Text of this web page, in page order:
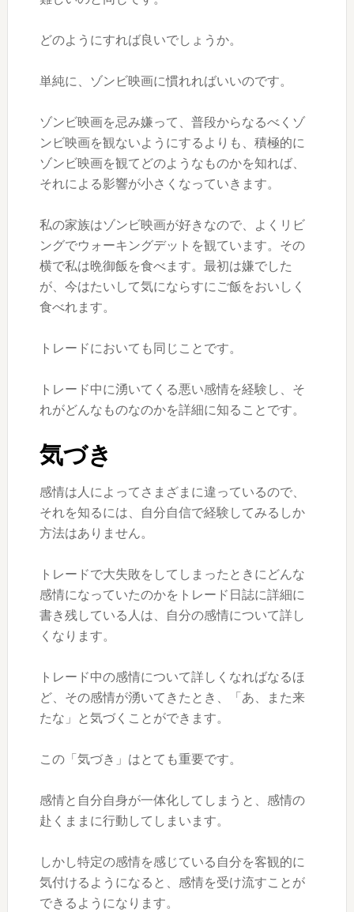
どのようにすれば良いでしょうか。
単純に、ゾンビ映画に慣れればいいのです。
ゾンビ映画を忌み嫌って、普段からなるべくゾ
ンビ映画を観ないようにするよりも、積極的に
ゾンビ映画を観てどのようなものかを知れば、
それによる影響が小さくなっていきます。
私の家族はゾンビ映画が好きなので、よくリビ
ングでウォーキングデットを観ています。その
横で私は晩御飯を食べます。最初は嫌でした
が、今はたいして気にならすにご飯をおいしく
食べれます。
トレードにおいても同じことです。
トレード中に湧いてくる悪い感情を経験し、そ
れがどんなものなのかを詳細に知ることです。
気づき
感情は人によってさまざまに違っているので、
それを知るには、自分自信で経験してみるしか
方法はありません。
トレードで大失敗をしてしまったときにどんな
感情になっていたのかをトレード日誌に詳細に
書き残している人は、自分の感情について詳し
くなります。
トレード中の感情について詳しくなればなるほ
ど、その感情が湧いてきたとき、「あ、また来
たな」と気づくことができます。
この「気づき」はとても重要です。
感情と自分自身が一体化してしまうと、感情の
赴くままに行動してしまいます。
しかし特定の感情を感じている自分を客観的に
気付けるようになると、感情を受け流すことが
できるようになります。